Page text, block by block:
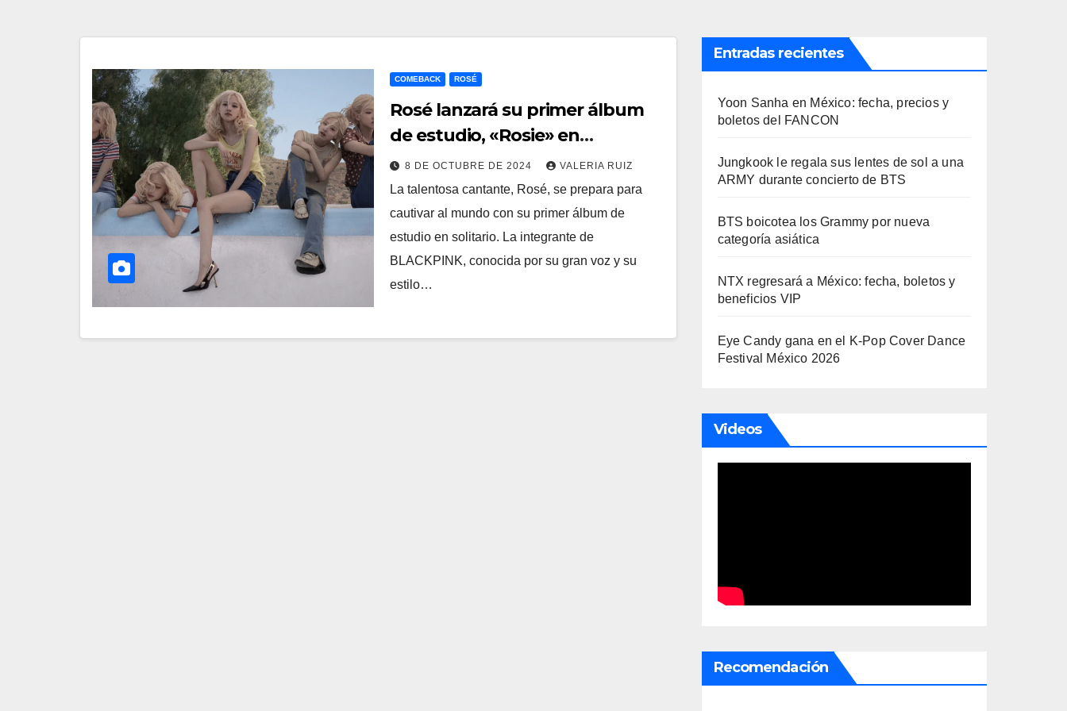
COMEBACK ROSÉ
Rosé lanzará su primer álbum
de estudio, «Rosie» en
diciembre
8 DE OCTUBRE DE 2024 VALERIA RUIZ
La talentosa cantante, Rosé, se prepara para
cautivar al mundo con su primer álbum de
estudio en solitario. La integrante de
BLACKPINK, conocida por su gran voz y su
estilo…
Entradas recientes
Yoon Sanha en México: fecha, precios y
boletos del FANCON
Jungkook le regala sus lentes de sol a una
ARMY durante concierto de BTS
BTS boicotea los Grammy por nueva
categoría asiática
NTX regresará a México: fecha, boletos y
beneficios VIP
Eye Candy gana en el K-Pop Cover Dance
Festival México 2026
Videos
Recomendación